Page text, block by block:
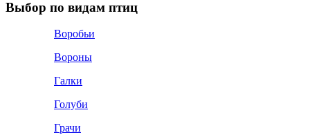
Выбор по видам птиц
Воробьи
Вороны
Галки
Голуби
Грачи